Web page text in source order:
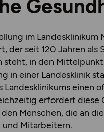
im
der seit 120 Jahren
steht, in den
in einer Landesklinik
einen
erfordert
Menschen, die an
Mitarbeitern.